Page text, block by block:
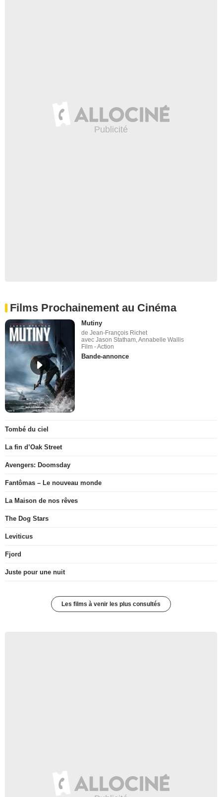
Films Prochainement au Cinéma
Mutiny
de Jean-François Richet
avec Jason Statham, Annabelle Wallis
Film - Action
Bande-annonce
Tombé du ciel
La fin d’Oak Street
Avengers: Doomsday
Fantômas – Le nouveau monde
La Maison de nos rêves
The Dog Stars
Leviticus
Fjord
Juste pour une nuit
Les films à venir les plus consultés